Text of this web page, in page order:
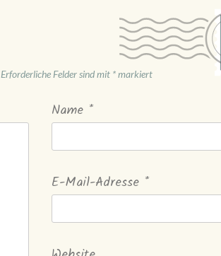
Erforderliche Felder sind mit *markiert
Name *
E-Mail-Adresse *